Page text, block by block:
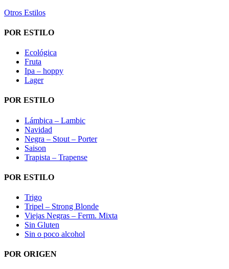
Otros Estilos
POR ESTILO
Ecológica
Fruta
Ipa – hoppy
Lager
POR ESTILO
Lámbica – Lambic
Navidad
Negra – Stout – Porter
Saison
Trapista – Trapense
POR ESTILO
Trigo
Tripel – Strong Blonde
Viejas Negras – Ferm. Mixta
Sin Gluten
Sin o poco alcohol
POR ORIGEN